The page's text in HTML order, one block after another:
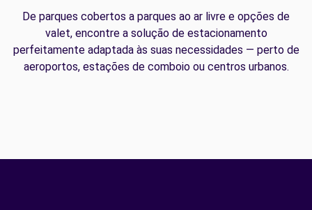
De parques cobertos a parques ao ar livre e opções de
valet, encontre a solução de estacionamento
perfeitamente adaptada às suas necessidades — perto de
aeroportos, estações de comboio ou centros urbanos.